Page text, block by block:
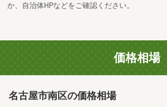
か、自治体HPなどをご確認ください。
価格相場
名古屋市南区の価格相場